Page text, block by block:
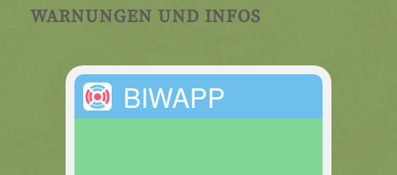
WARNUNGEN UND INFOS
BIWAPP